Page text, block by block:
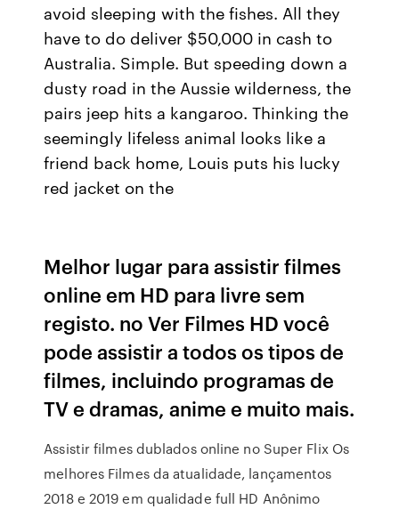
avoid sleeping with the fishes. All they
have to do deliver $50,000 in cash to
Australia. Simple. But speeding down a
dusty road in the Aussie wilderness, the
pairs jeep hits a kangaroo. Thinking the
seemingly lifeless animal looks like a
friend back home, Louis puts his lucky
red jacket on the
Melhor lugar para assistir filmes
online em HD para livre sem
registo. no Ver Filmes HD você
pode assistir a todos os tipos de
filmes, incluindo programas de
TV e dramas, anime e muito mais.
Assistir filmes dublados online no Super Flix Os
melhores Filmes da atualidade, lançamentos
2018 e 2019 em qualidade full HD Anônimo